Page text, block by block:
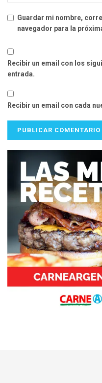
Guardar mi nombre,
navegador para la
Recibir un email con los
entrada.
Recibir un email con cada